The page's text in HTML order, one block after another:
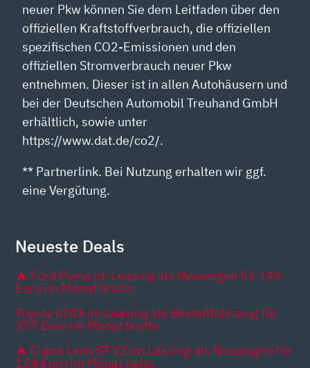
neuer Pkw können Sie dem Leitfaden über den
offiziellen Kraftstoffverbrauch, die offiziellen
spezifischen CO2-Emissionen und den
offiziellen Stromverbrauch neuer Pkw
entnehmen. Dieser ist in allen Autohäusern und
bei der Deutschen Automobil Treuhand GmbH
erhältlich, sowie unter
https://www.dat.de/co2/.
** Partnerlink. Bei Nutzung erhalten wir ggf.
eine Vergütung.
Neueste Deals
🔥 Ford Puma im Leasing als Neuwagen für 149
Euro im Monat brutto
Toyota bZ4X im Leasing als Bestellfahrzeug für
357 Euro im Monat brutto
🔥 Cupra Leon ST VZ im Leasing als Neuwagen für
158 Euro im Monat netto